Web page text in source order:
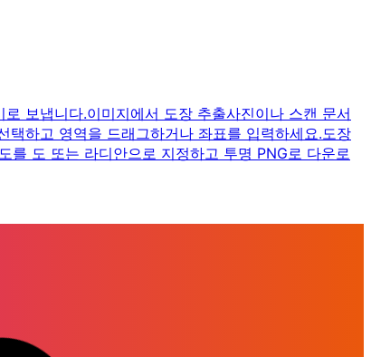
로 보냅니다.이미지에서 도장 추출사진이나 스캔 문서
택하고 영역을 드래그하거나 좌표를 입력하세요.도장
를 도 또는 라디안으로 지정하고 투명 PNG로 다운로